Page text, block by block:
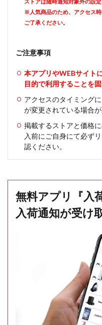
※人気商品のため、アクセス
ご了承ください。
ご注意事項
本アプリやWEBサイト
目的で利用することを
アクセスのタイミング
が変更されている場合
掲載するストアと価格
入前にご自身にて必ず
認ください。
無料アプリ『入
入荷通知が受け